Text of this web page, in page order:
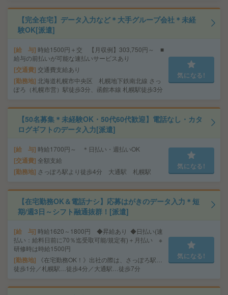
【完全在宅】データ入力など＊大手グループ会社＊未経
験OK[派遣]
給 与 時給1500円＋交 【月収例】303,750円～ ■
給与の前払いが可能な速払いサービスあり
交通費 交通費支給あり
勤務地 北海道札幌市中央区 札幌地下鉄南北線 さっ
ぽろ（札幌市営）駅徒歩3分、函館本線 札幌駅徒歩3分
気になる!
【50名募集＊未経験OK・50代60代歓迎】電話なし・カタ
ログギフトのデータ入力[派遣]
給 与 時給1700円～ ＊日払い・週払いOK
交通費 全額支給
勤務地 さっぽろ駅より徒歩4分 大通駅 札幌駅
気になる!
【在宅勤務OK＆電話ナシ】応募はがきのデータ入力＊短
期/週3日～シフト融通抜群！[派遣]
給 与 時給1620～1800円 ◆昇給あり ◆日払い(速
払い：給料日前に70％迄受取可能/規定有)＋月払い ※
研修時は時給1500円
勤務地
《在宅勤務OK！》出社の際は、さっぽろ駅…
徒歩1分／札幌駅…徒歩4分／大通駅…徒歩7分
気になる!